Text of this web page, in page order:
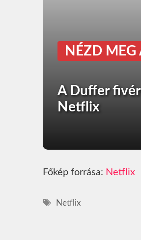
NÉZD MEG
A Duffer
Netflix
Főkép forrása: Netflix
Címkék
Netflix